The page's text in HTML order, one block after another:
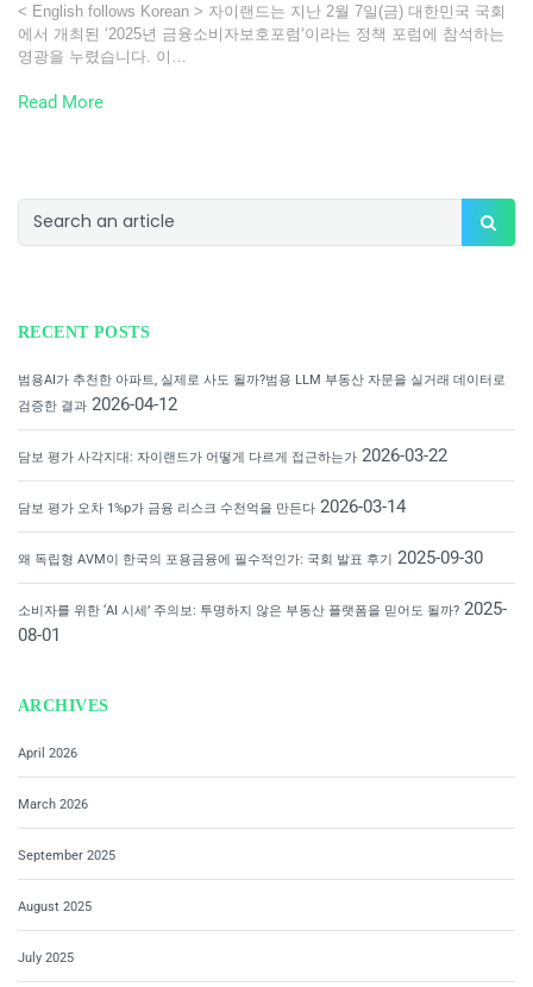
< English follows Korean > 자이랜드는 지난 2월 7일(금) 대한민국 국회
에서 개최된 ‘2025년 금융소비자보호포럼‘이라는 정책 포럼에 참석하는
영광을 누렸습니다. 이…
Read More
RECENT POSTS
범용AI가 추천한 아파트, 실제로 사도 될까?범용 LLM 부동산 자문을 실거래 데이터로
검증한 결과 2026-04-12
담보 평가 사각지대: 자이랜드가 어떻게 다르게 접근하는가 2026-03-22
담보 평가 오차 1%p가 금융 리스크 수천억을 만든다 2026-03-14
왜 독립형 AVM이 한국의 포용금융에 필수적인가: 국회 발표 후기 2025-09-30
소비자를 위한 ‘AI 시세’ 주의보: 투명하지 않은 부동산 플랫폼을 믿어도 될까? 2025-
08-01
ARCHIVES
April 2026
March 2026
September 2025
August 2025
July 2025